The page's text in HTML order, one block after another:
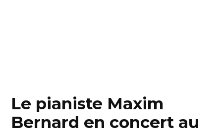
Le pianiste Maxim
Bernard en concert au